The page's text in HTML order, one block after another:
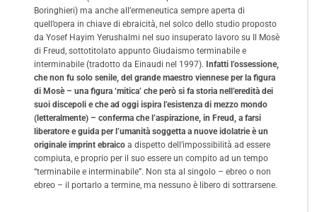
Boringhieri) ma anche all’ermeneutica sempre aperta di
quell’opera in chiave di ebraicità, nel solco dello studio proposto
da Yosef Hayim Yerushalmi nel suo insuperato lavoro su Il Mosè
di Freud, sottotitolato appunto Giudaismo terminabile e
interminabile (tradotto da Einaudi nel 1997). Infatti l’ossessione,
che non fu solo senile, del grande maestro viennese per la figura
di Mosè – una figura ‘mitica’ che però si fa storia nell’eredità dei
suoi discepoli e che ad oggi ispira l’esistenza di mezzo mondo
(letteralmente) – conferma che l’aspirazione, in Freud, a farsi
liberatore e guida per l’umanità soggetta a nuove idolatrie è un
originale imprint ebraico a dispetto dell’impossibilità ad essere
compiuta, e proprio per il suo essere un compito ad un tempo
“terminabile e interminabile”. Non sta al singolo – ebreo o non
ebreo – il portarlo a termine, ma nessuno è libero di sottrarsene.